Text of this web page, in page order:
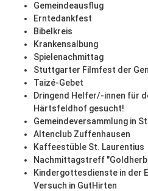
Gemeindeausflug
Erntedankfest
Bibelkreis
Krankensalbung
Spielenachmittag
Stuttgarter Filmfest der
Taizé-Gebet
Dringend Helfer/-innen für
Härtsfeldhof gesucht!
Gemeindeversammlung in
Altenclub Zuffenhausen
Kaffeestüble St. Laurentius
Nachmittagstreff
Kindergottesdienste in der
Versuch in GutHirten